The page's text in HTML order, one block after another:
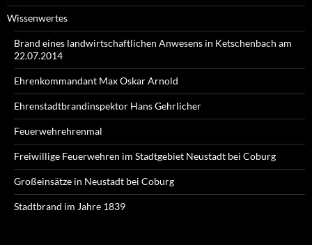
Wissenwertes
Brand eines landwirtschaftlichen Anwesens in Ketschenbach am
22.07.2014
Ehrenkommandant Max Oskar Arnold
Ehrenstadtbrandinspektor Hans Gehrlicher
Feuerwehrehrenmal
Freiwillige Feuerwehren im Stadtgebiet Neustadt bei Coburg
Großeinsätze in Neustadt bei Coburg
Stadtbrand im Jahre 1839